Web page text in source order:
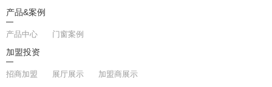
产品&案例
产品中心
门窗案例
加盟投资
招商加盟 展厅展示
加盟商展示